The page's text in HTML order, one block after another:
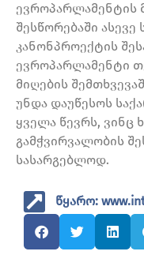
ევროპარლამენტის
შესწორებაში ასევე
კანონპროექტის
ევროპარლამენტი
მიღების
უნდა დაუწესოს
ყველა წევრს, ვინც
გამჭვირვალობის
სასარგებლოდ.
წყარო: